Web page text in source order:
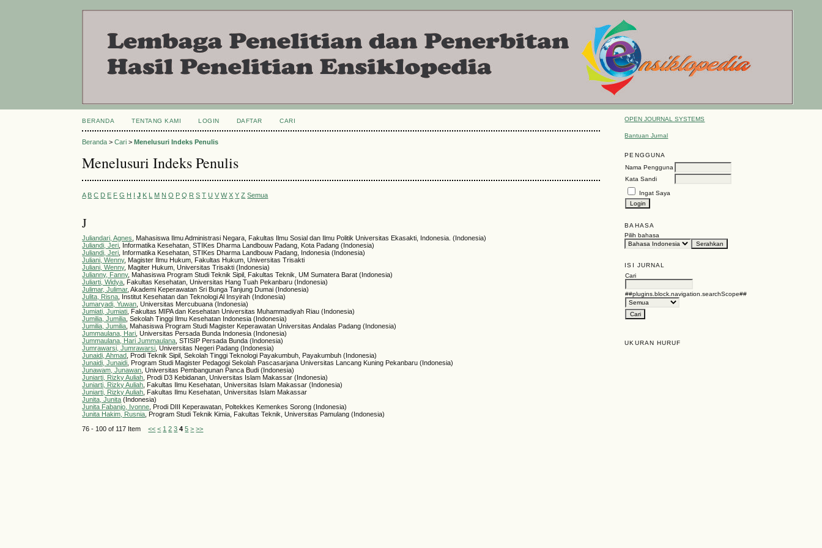
OPEN JOURNAL SYSTEMS
Bantuan Jurnal
PENGGUNA
Nama Pengguna
Kata Sandi
Ingat Saya
BAHASA
Pilih bahasa
ISI JURNAL
Cari
##plugins.block.navigation.searchScope##
UKURAN HURUF
BERANDA TENTANG KAMI LOGIN DAFTAR CARI
Beranda >Cari >Menelusuri Indeks Penulis
Menelusuri Indeks Penulis
A B C D E F G H I J K L M N O P Q R S T U V W X Y Z Semua
J
Juliandari, Agnes
, Mahasiswa Ilmu Administrasi Negara, Fakultas Ilmu Sosial dan Ilmu Politik Universitas Ekasakti, Indonesia. (Indonesia)
Juliandi, Jeri , Informatika Kesehatan, STIKes Dharma Landbouw Padang, Kota Padang (Indonesia)
Juliandi, Jeri , Informatika Kesehatan, STIKes Dharma Landbouw Padang, Indonesia (Indonesia)
Juliani, Wenny, Magister Ilmu Hukum, Fakultas Hukum, Universitas Trisakti
Juliani, Wenny, Magiter Hukum, Universitas Trisakti (Indonesia)
Julianny, Fanny, Mahasiswa Program Studi Teknik Sipil, Fakultas Teknik, UM Sumatera Barat (Indonesia)
Juliarti, Widya , Fakultas Kesehatan, Universitas Hang Tuah Pekanbaru (Indonesia)
Julimar, Julimar, Akademi Keperawatan Sri Bunga Tanjung Dumai (Indonesia)
Julita, Risna , Institut Kesehatan dan Teknologi Al Insyirah (Indonesia)
Jumaryadi, Yuwan , Universitas Mercubuana (Indonesia)
Jumiati, Jumiati , Fakultas MIPA dan Kesehatan Universitas Muhammadiyah Riau (Indonesia)
Jumilia, Jumilia , Sekolah Tinggi Ilmu Kesehatan Indonesia (Indonesia)
Jumilia, Jumilia , Mahasiswa Program Studi Magister Keperawatan Universitas Andalas Padang (Indonesia)
Jummaulana, Hari , Universitas Persada Bunda Indonesia (Indonesia)
Jummaulana, Hari Jummaulana , STISIP Persada Bunda (Indonesia)
Jumrawarsi, Jumrawarsi , Universitas Negeri Padang (Indonesia)
Junaidi, Ahmad
, Prodi Teknik Sipil, Sekolah Tinggi Teknologi Payakumbuh, Payakumbuh (Indonesia)
Junaidi, Junaidi , Program Studi Magister Pedagogi Sekolah Pascasarjana Universitas Lancang Kuning Pekanbaru (Indonesia)
Junawam, Junawan , Universitas Pembangunan Panca Budi (Indonesia)
Juniarti, Rizky Auliah , Prodi D3 Kebidanan, Universitas Islam Makassar (Indonesia)
Juniarti, Rizky Auliah , Fakultas Ilmu Kesehatan, Universitas Islam Makassar (Indonesia)
Juniarti, Rizky Auliah , Fakultas Ilmu Kesehatan, Universitas Islam Makassar
Junita, Junita (Indonesia)
Junita Fabanjo, Ivonne , Prodi DIII Keperawatan, Poltekkes Kemenkes Sorong (Indonesia)
Junita Hakim, Rusnia , Program Studi Teknik Kimia, Fakultas Teknik, Universitas Pamulang (Indonesia)
76 - 100 of 117 Item<< < 1 2 3 4 5 > >>